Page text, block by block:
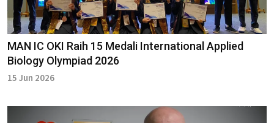
MAN IC OKI Raih 15 Medali International Applied
Biology Olympiad 2026
15 Jun 2026